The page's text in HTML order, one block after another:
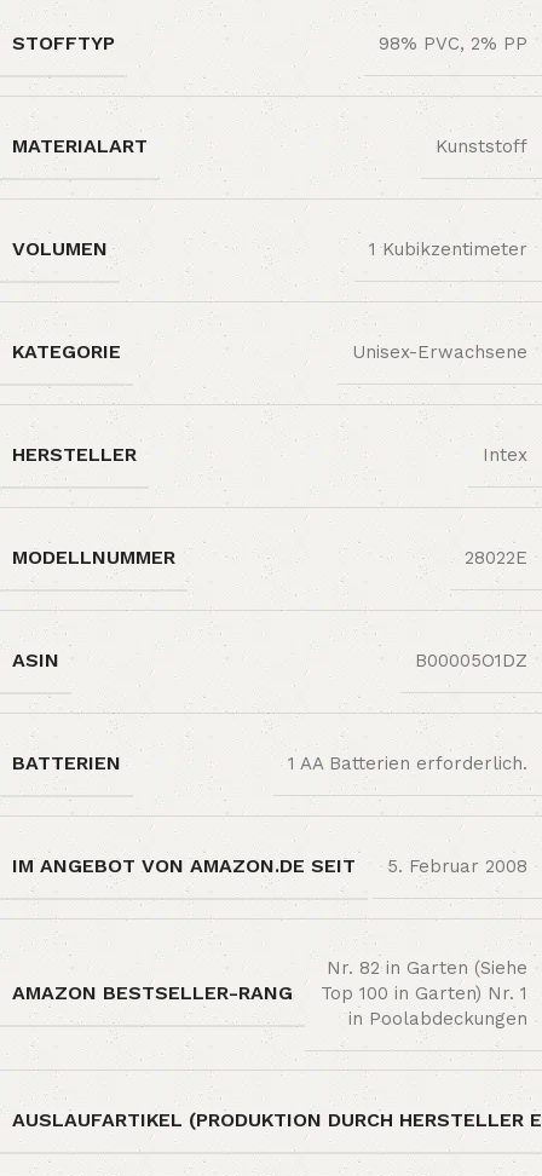
STOFFTYP ‎98% PVC, 2% PP
MATERIALART ‎Kunststoff
VOLUMEN ‎1 Kubikzentimeter
KATEGORIE ‎Unisex-Erwachsene
HERSTELLER ‎Intex
MODELLNUMMER ‎28022E
ASIN ‎B00005O1DZ
BATTERIEN 1 AA Batterien erforderlich.
IM ANGEBOT VON AMAZON.DE SEIT 5. Februar 2008
AMAZON BESTSELLER-RANG
Nr. 82 in Garten (Siehe
Top 100 in Garten) Nr. 1
in Poolabdeckungen
AUSLAUFARTIKEL (PRODUKTION DURCH HERSTELLER